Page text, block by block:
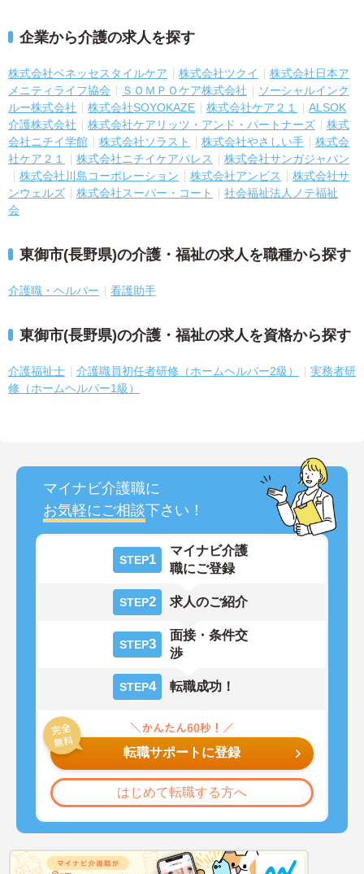
企業から介護の求人を探す
株式会社ベネッセスタイルケア 株式会社ツクイ
株式会社日本ア
メニティライフ協会
ＳＯＭＰＯケア株式会社
ソーシャルインク
ルー株式会社
株式会社SOYOKAZE 株式会社ケア２１
ALSOK
介護株式会社
株式会社ケアリッツ・アンド・パートナーズ
株式
会社ニチイ学館
株式会社ソラスト 株式会社やさしい手
株式会
社ケア２１
株式会社ニチイケアパレス
株式会社サンガジャパン
株式会社川島コーポレーション
株式会社アンビス
株式会社サ
ンウェルズ
株式会社スーパー・コート
社会福祉法人ノテ福祉
会
東御市(長野県)の介護・福祉の求人を職種から探す
介護職・ヘルパー 看護助手
東御市(長野県)の介護・福祉の求人を資格から探す
介護福祉士 介護職員初任者研修（ホームヘルパー2級）
実務者研
修（ホームヘルパー1級）
マイナビ介護職に
お気軽にご相談下さい！
STEP1
マイナビ介護
職にご登録
STEP2 求人のご紹介
STEP3
面接・条件交
渉
STEP4 転職成功！
転職サポートに登録
はじめて転職する方へ